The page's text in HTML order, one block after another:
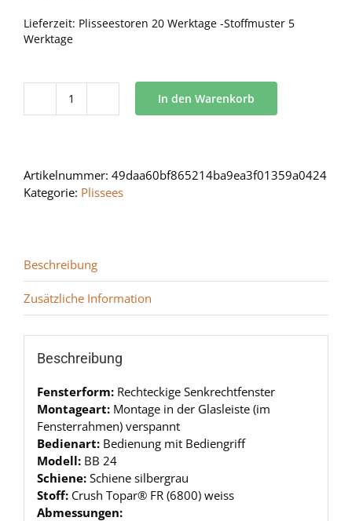
Lieferzeit: Plisseestoren 20 Werktage -Stoffmuster 5
Werktage
BB
In den Warenkorb
Artikelnummer: 49daa60bf865214ba9ea3f01359a0424
Kategorie: Plissees
Beschreibung
Zusätzliche Information
Beschreibung
Fensterform: Rechteckige Senkrechtfenster
Montageart: Montage in der Glasleiste (im
Fensterrahmen) verspannt
Bedienart: Bedienung mit Bediengriff
Modell: BB 24
Schiene: Schiene silbergrau
Stoff: Crush Topar® FR (6800) weiss
Abmessungen: